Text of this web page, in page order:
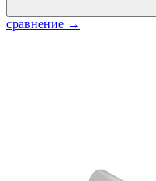
сравнение →